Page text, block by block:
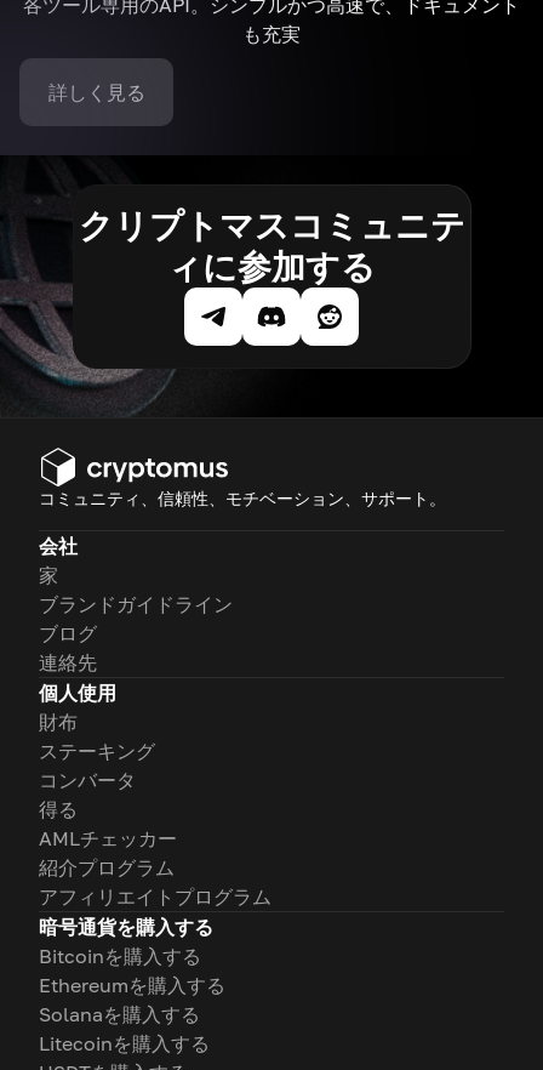
各ツール専用のAPI。シンプルかつ高速で、ドキュメント
も充実
詳しく見る
クリプトマスコミュニテ
ィに参加する
コミュニティ、信頼性、モチベーション、サポート。
会社
家
ブランドガイドライン
ブログ
連絡先
個人使用
財布
ステーキング
コンバータ
得る
AMLチェッカー
紹介プログラム
アフィリエイトプログラム
暗号通貨を購入する
Bitcoinを購入する
Ethereumを購入する
Solanaを購入する
Litecoinを購入する